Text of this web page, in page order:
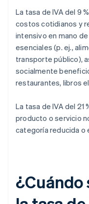
La tasa de IVA del 9
costos cotidianos y
intensivo en mano
esenciales (p. ej.,
transporte público),
socialmente
restaurantes, libros
La tasa de IVA del 21
producto o servicio
categoría reducida o
¿Cuándo